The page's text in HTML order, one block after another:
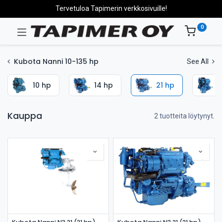
Tervetuloa Tapimerin verkkosivuille!
0
Kubota Nanni 10-135 hp See All
10 hp 14 hp 21 hp
Kauppa 2 tuotteita löytynyt.